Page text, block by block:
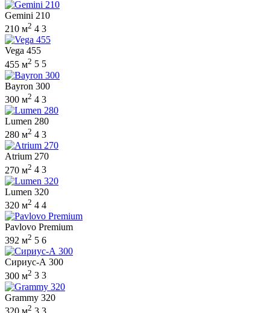
Gemini 210
210 м2 4 3
Vega 455
455 м2 5 5
Bayron 300
300 м2 4 3
Lumen 280
280 м2 4 3
Atrium 270
270 м2 4 3
Lumen 320
320 м2 4 4
Pavlovo Premium
392 м2 5 6
Сириус-А 300
300 м2 3 3
Grammy 320
2